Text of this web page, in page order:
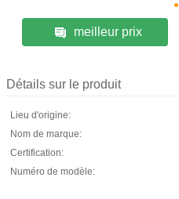
meilleur prix
Détails sur le produit
Lieu d'origine:
Nom de marque:
Certification:
Numéro de modèle: